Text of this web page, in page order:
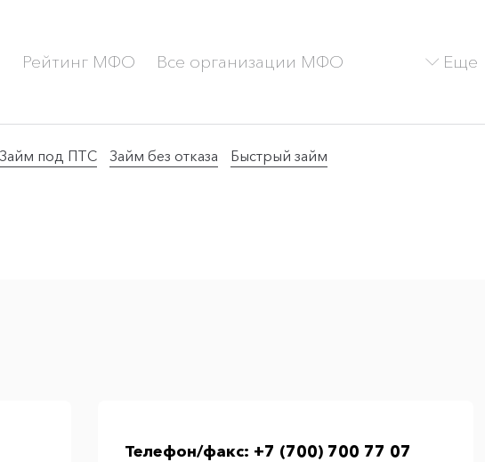
Рейтинг МФО Все организации МФО Еще
Займ под ПТС Займ без отказа Быстрый займ
Телефон/факс: +7 (700) 700 77 07